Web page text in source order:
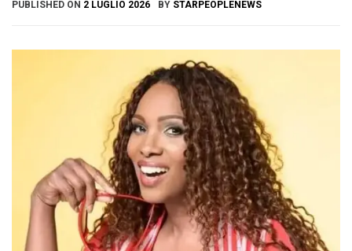
PUBLISHED ON 2 LUGLIO 2026 BY STARPEOPLENEWS